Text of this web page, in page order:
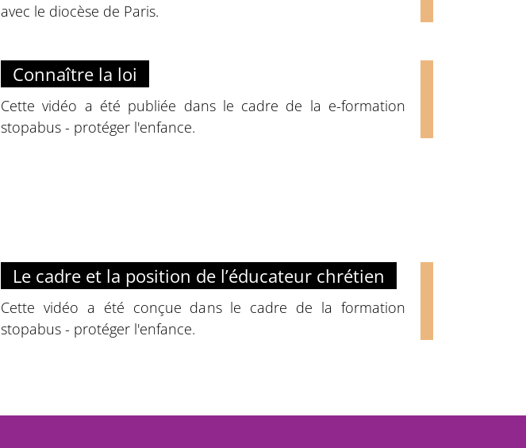
avec le diocèse de Paris.
Connaître la loi
Cette vidéo a été publiée dans le cadre de la e-formation
stopabus - protéger l'enfance.
Le cadre et la position de l’éducateur chrétien
Cette vidéo a été conçue dans le cadre de la formation
stopabus - protéger l'enfance.